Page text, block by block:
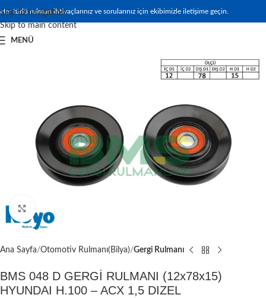
Skip to navigation
Skip to main content
Her türlü rulman ihtiyaçlarınız ve sorularınız için ekibimizle iletişime geçin.
MENÜ
Ana Sayfa Otomotiv Rulmanı(Bilya) Gergi Rulmanı
BMS 048 D GERGİ RULMANI (12x78x15)
HYUNDAI H.100 – ACX 1,5 DIZEL